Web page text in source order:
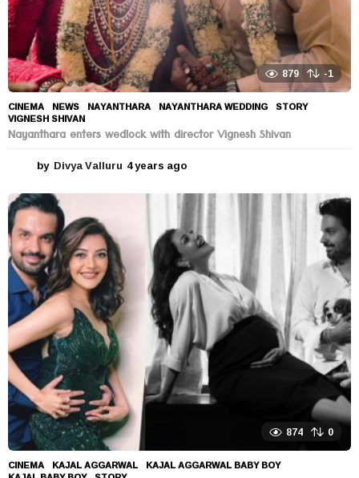
879 -1
CINEMA ,NEWS NAYANTHARA ,NAYANTHARA WEDDING ,STORY
VIGNESH SHIVAN
Nayanthara enters wedlock with director Vignesh Shivan
by Divya Valluru 4 years ago
e
r
s
a
g
o
874 0
CINEMA KAJAL AGGARWAL ,KAJAL AGGARWAL BABY BOY